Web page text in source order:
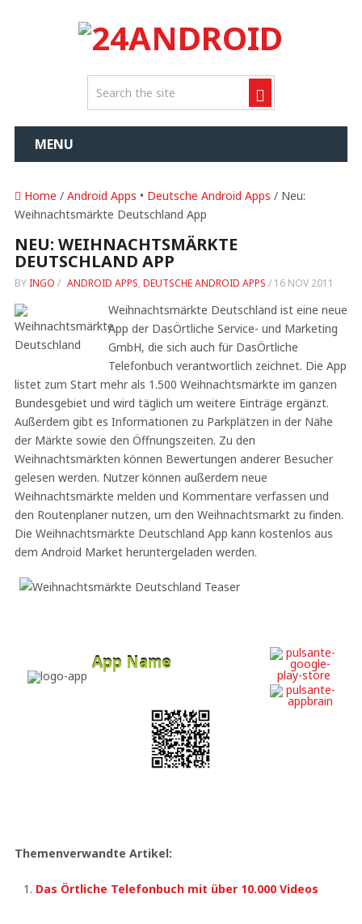
MENU
Home / Android Apps • Deutsche Android Apps / Neu:
Weihnachtsmärkte Deutschland App
NEU: WEIHNACHTSMÄRKTE
DEUTSCHLAND APP
BY INGO / ANDROID APPS, DEUTSCHE ANDROID APPS / 16 NOV 2011
Weihnachtsmärkte Deutschland ist eine neue
App der DasÖrtliche Service- und Marketing
GmbH, die sich auch für DasÖrtliche
Telefonbuch verantwortlich zeichnet. Die App
listet zum Start mehr als 1.500 Weihnachtsmärkte im ganzen
Bundesgebiet und wird täglich um weitere Einträge ergänzt.
Außerdem gibt es Informationen zu Parkplätzen in der Nähe
der Märkte sowie den Öffnungszeiten. Zu den
Weihnachtsmärkten können Bewertungen anderer Besucher
gelesen werden. Nutzer können außerdem neue
Weihnachtsmärkte melden und Kommentare verfassen und
den Routenplaner nutzen, um den Weihnachtsmarkt zu finden.
Die Weihnachtsmärkte Deutschland App kann kostenlos aus
dem Android Market heruntergeladen werden.
App Name
Themenverwandte Artikel:
Das Örtliche Telefonbuch mit über 10.000 Videos